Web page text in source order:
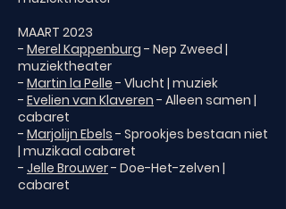
MAART 2023
- Merel Kappenburg - Nep Zweed |
muziektheater
- Martin la Pelle - Vlucht | muziek
- Evelien van Klaveren - Alleen samen |
cabaret
- Marjolijn Ebels - Sprookjes bestaan niet
| muzikaal cabaret
- Jelle Brouwer- Doe-Het-zelven |
cabaret